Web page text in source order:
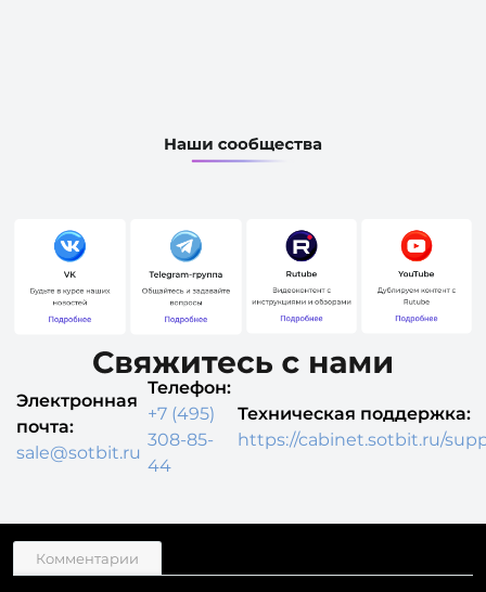
Электронная
почта:
sale@sotbit.ru
Телефон:
+7 (495)
308-85-
44
Техническая поддержка:
https://cabinet.sotbit.ru/
Комментарии